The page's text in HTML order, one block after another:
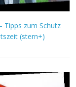
Tipps zum Schutz
(stern+)